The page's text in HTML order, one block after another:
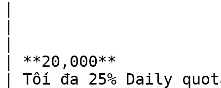
| **20,000**
| Tối đa 25% Daily